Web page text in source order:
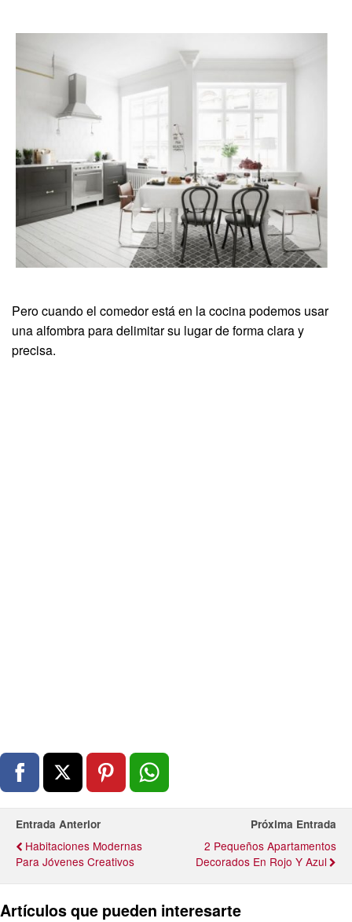
Pero cuando el comedor está en la cocina podemos usar
una alfombra para delimitar su lugar de forma clara y
precisa.
Entrada Anterior
Habitaciones Modernas
Para Jóvenes Creativos
Próxima Entrada
2 Pequeños Apartamentos
Decorados En Rojo Y Azul
Artículos que pueden interesarte